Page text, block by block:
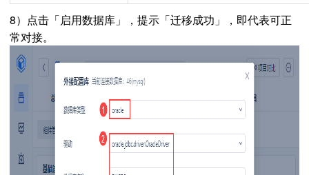
8）点击「启用数据库」，提示「迁移成功」，即代表可正
常对接。